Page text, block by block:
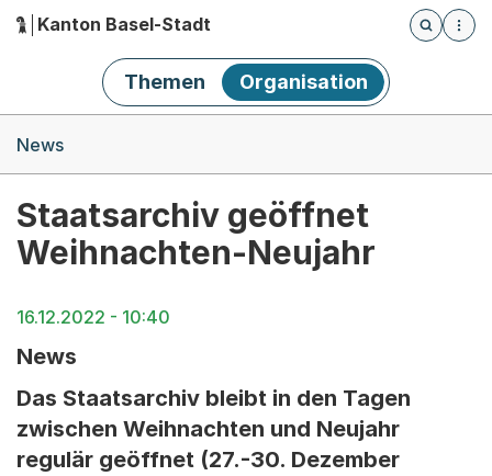
Hauptnavigation
Kanton Basel-Stadt
Öffnet
Themen Organisation
News
Staatsarchiv geöffnet
Weihnachten-Neujahr
16.12.2022 - 10:40
News
Das Staatsarchiv bleibt in den Tagen
zwischen Weihnachten und Neujahr
regulär geöffnet (27.-30. Dezember